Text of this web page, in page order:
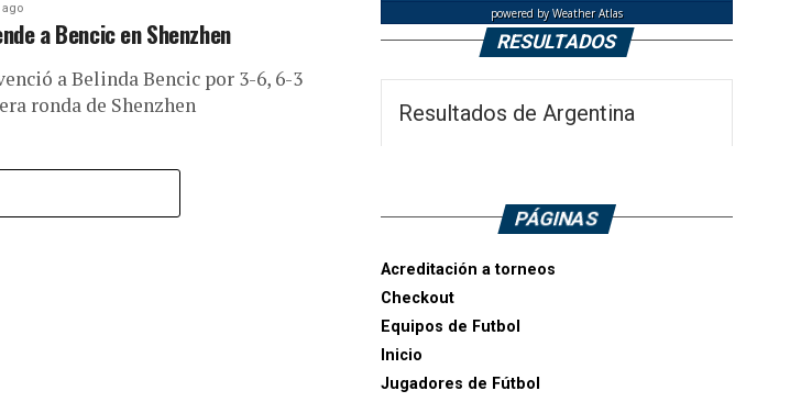
ago
a Bencic en Shenzhen
a Belinda Bencic por 3-6, 6-3
ronda de Shenzhen
powered byWeather Atlas
RESULTADOS
Resultados de Argentina
PÁGINAS
Acreditación a torneos
Checkout
Equipos de Futbol
Inicio
Jugadores de Fútbol